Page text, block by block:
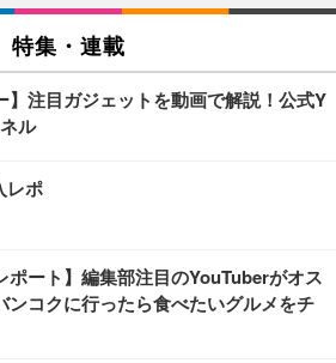
特集・連載
】注目ガジェットを動画で解説！公式Y
ル
レポ
ポート】編集部注目のYouTuberがオス
ンコクに行ったら食べたいグルメをチ